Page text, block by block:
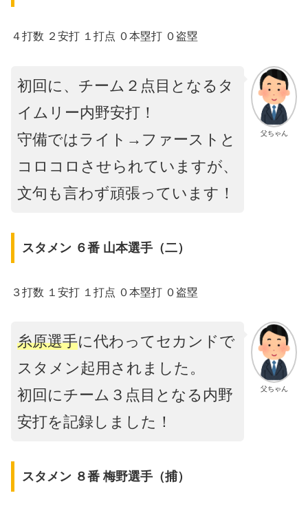
４打数 ２安打 １打点 ０本塁打 ０盗塁
父ちゃん
初回に、チーム２点目となるタ
イムリー内野安打！
守備ではライト→ファーストと
コロコロさせられていますが、
文句も言わず頑張っています！
スタメン ６番 山本選手（二）
３打数 １安打 １打点 ０本塁打 ０盗塁
父ちゃん
糸原選手に代わってセカンドで
スタメン起用されました。
初回にチーム３点目となる内野
安打を記録しました！
スタメン ８番 梅野選手（捕）